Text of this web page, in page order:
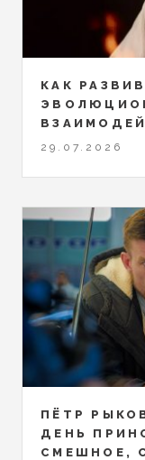
КАК
29.07.2026
ПЁТР
ДЕНЬ
СМЕШНОЕ,